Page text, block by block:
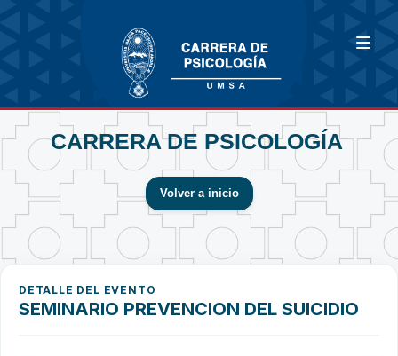
CARRERA DE PSICOLOGÍA
Volver a inicio
DETALLE DEL EVENTO
SEMINARIO PREVENCION DEL SUICIDIO